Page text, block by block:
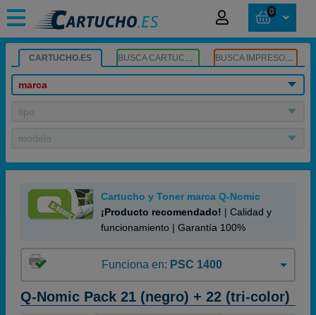
0
CARTUCHO.ES BUSCA CARTUCHOS BUSCA IMPRESORA
marca
tipo
modelo
Cartucho y Toner marca Q-Nomic
¡Producto recomendado! | Calidad y
funcionamiento | Garantía 100%
Funciona en: PSC 1400
Q-Nomic Pack 21 (negro) + 22 (tri-color)